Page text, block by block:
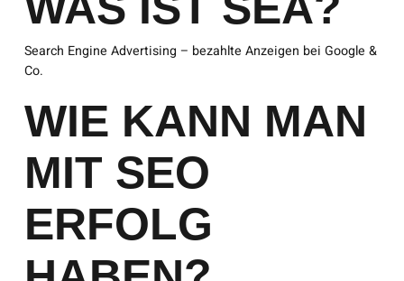
Search Engine Advertising – bezahlte Anzeigen bei Google &
Co.
WIE KANN MAN
MIT SEO
ERFOLG